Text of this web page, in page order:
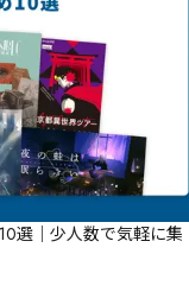
選｜少人数で気軽に集